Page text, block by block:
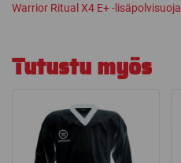
Warrior Ritual X4 E+ -lisäpolvisuoja
Tutustu myös